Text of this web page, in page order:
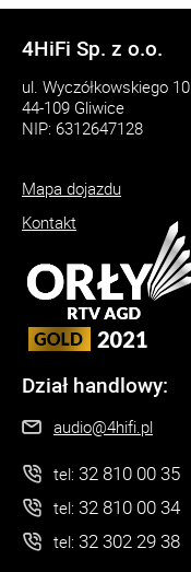
4HiFi Sp. z o.o.
ul. Wyczółkowskiego 10
44-109 Gliwice
NIP: 6312647128
Mapa dojazdu
Kontakt
Dział handlowy:
audio@4hifi.pl
tel: 32 810 00 35
tel: 32 810 00 34
tel: 32 302 29 38